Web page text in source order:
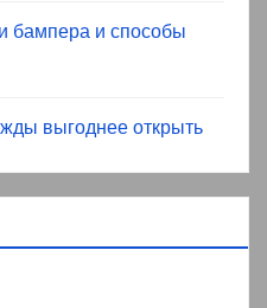
бампера и способы
выгоднее открыть